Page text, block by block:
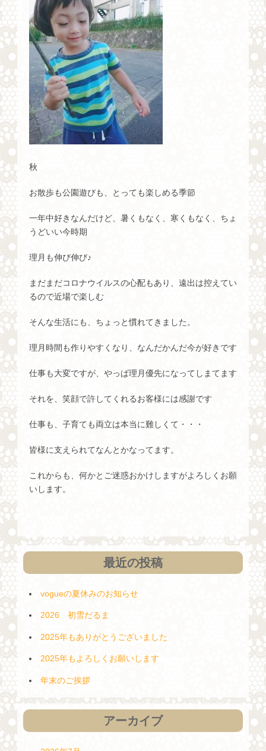
秋
お散歩も公園遊びも、とっても楽しめる季節
一年中好きなんだけど、暑くもなく、寒くもなく、ちょ
うどいい今時期
理月も伸び伸び♪
まだまだコロナウイルスの心配もあり、遠出は控えてい
るので近場で楽しむ
そんな生活にも、ちょっと慣れてきました。
理月時間も作りやすくなり、なんだかんだ今が好きです
仕事も大変ですが、やっぱ理月優先になってしまてます
それを、笑顔で許してくれるお客様には感謝です
仕事も、子育ても両立は本当に難しくて・・・
皆様に支えられてなんとかなってます。
これからも、何かとご迷惑おかけしますがよろしくお願
いします。
最近の投稿
vogueの夏休みのお知らせ
2026 初雪だるま
2025年もありがとうございました
2025年もよろしくお願いします
年末のご挨拶
アーカイブ